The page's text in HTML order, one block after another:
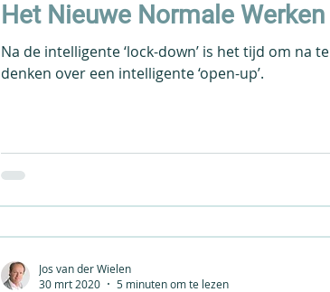
Het Nieuwe Normale Werken
Na de intelligente ‘lock-down’ is het tijd om na te
denken over een intelligente ‘open-up’.
Jos van der Wielen
30 mrt 2020
5 minuten om te lezen